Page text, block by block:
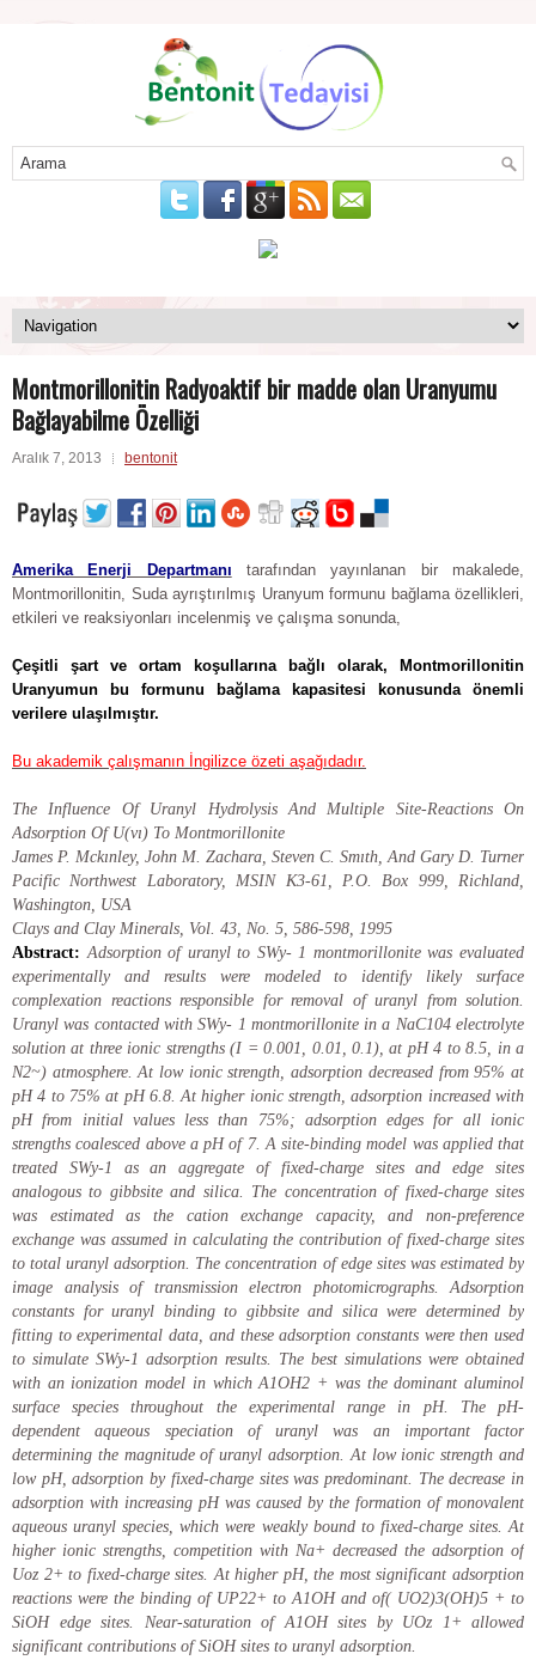
Montmorillonitin Radyoaktif bir madde olan Uranyumu
Bağlayabilme Özelliği
Aralık 7, 2013 bentonit
Amerika Enerji Departmanı tarafından yayınlanan bir makalede,
Montmorillonitin, Suda ayrıştırılmış Uranyum formunu bağlama özellikleri,
etkileri ve reaksiyonları incelenmiş ve çalışma sonunda,
Çeşitli şart ve ortam koşullarına bağlı olarak, Montmorillonitin
Uranyumun bu formunu bağlama kapasitesi konusunda önemli
verilere ulaşılmıştır.
Bu akademik çalışmanın İngilizce özeti aşağıdadır.
The Influence Of Uranyl Hydrolysis And Multiple Site-Reactions On
Adsorption Of U(vı) To Montmorillonite
James P. Mckınley, John M. Zachara, Steven C. Smıth, And Gary D. Turner
Pacific Northwest Laboratory, MSIN K3-61, P.O. Box 999, Richland,
Washington, USA
Clays and Clay Minerals, Vol. 43, No. 5, 586-598, 1995
Abstract: Adsorption of uranyl to SWy- 1 montmorillonite was evaluated
experimentally and results were modeled to identify likely surface
complexation reactions responsible for removal of uranyl from solution.
Uranyl was contacted with SWy- 1 montmorillonite in a NaC104 electrolyte
solution at three ionic strengths (I = 0.001, 0.01, 0.1), at pH 4 to 8.5, in a
N2~) atmosphere. At low ionic strength, adsorption decreased from 95% at
pH 4 to 75% at pH 6.8. At higher ionic strength, adsorption increased with
pH from initial values less than 75%; adsorption edges for all ionic
strengths coalesced above a pH of 7. A site-binding model was applied that
treated SWy-1 as an aggregate of fixed-charge sites and edge sites
analogous to gibbsite and silica. The concentration of fixed-charge sites
was estimated as the cation exchange capacity, and non-preference
exchange was assumed in calculating the contribution of fixed-charge sites
to total uranyl adsorption. The concentration of edge sites was estimated by
image analysis of transmission electron photomicrographs. Adsorption
constants for uranyl binding to gibbsite and silica were determined by
fitting to experimental data, and these adsorption constants were then used
to simulate SWy-1 adsorption results. The best simulations were obtained
with an ionization model in which A1OH2 + was the dominant aluminol
surface species throughout the experimental range in pH. The pH-
dependent aqueous speciation of uranyl was an important factor
determining the magnitude of uranyl adsorption. At low ionic strength and
low pH, adsorption by fixed-charge sites was predominant. The decrease in
adsorption with increasing pH was caused by the formation of monovalent
aqueous uranyl species, which were weakly bound to fixed-charge sites. At
higher ionic strengths, competition with Na+ decreased the adsorption of
Uoz 2+ to fixed-charge sites. At higher pH, the most significant adsorption
reactions were the binding of UP22+ to A1OH and of( UO2)3(OH)5 + to
SiOH edge sites. Near-saturation of A1OH sites by UOz 1+ allowed
significant contributions of SiOH sites to uranyl adsorption.